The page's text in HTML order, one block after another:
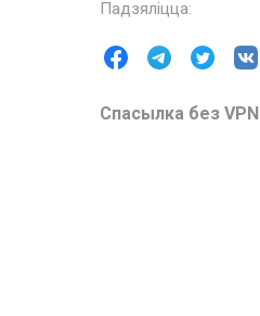
Спасылка без VPN